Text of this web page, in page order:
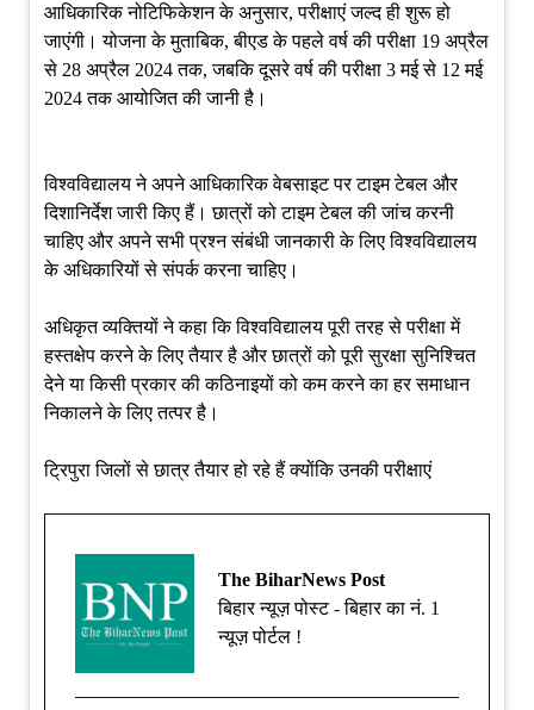
आधिकारिक नोटिफिकेशन के अनुसार, परीक्षाएं जल्द ही शुरू हो
जाएंगी। योजना के मुताबिक, बीएड के पहले वर्ष की परीक्षा 19 अप्रैल
से 28 अप्रैल 2024 तक, जबकि दूसरे वर्ष की परीक्षा 3 मई से 12 मई
2024 तक आयोजित की जानी है।
विश्वविद्यालय ने अपने आधिकारिक वेबसाइट पर टाइम टेबल और
दिशानिर्देश जारी किए हैं। छात्रों को टाइम टेबल की जांच करनी
चाहिए और अपने सभी प्रश्न संबंधी जानकारी के लिए विश्वविद्यालय
के अधिकारियों से संपर्क करना चाहिए।
अधिकृत व्यक्तियों ने कहा कि विश्वविद्यालय पूरी तरह से परीक्षा में
हस्तक्षेप करने के लिए तैयार है और छात्रों को पूरी सुरक्षा सुनिश्चित
देने या किसी प्रकार की कठिनाइयों को कम करने का हर समाधान
निकालने के लिए तत्पर है।
ट्रिपुरा जिलों से छात्र तैयार हो रहे हैं क्योंकि उनकी परीक्षाएं
The BiharNews Post
बिहार न्यूज़ पोस्ट - बिहार का नं. 1
न्यूज़ पोर्टल !